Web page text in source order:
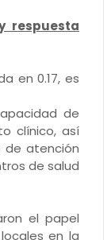
respuesta
en 0.17, es
de
clínico, así
de atención
de salud
el papel
en la